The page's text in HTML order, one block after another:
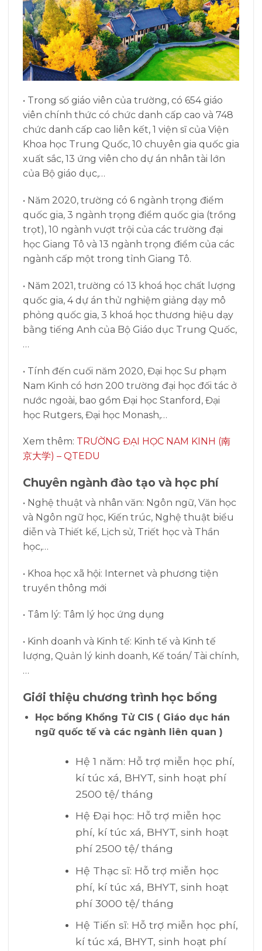
• Trong số giáo viên của trường, có 654 giáo
viên chính thức có chức danh cấp cao và 748
chức danh cấp cao liên kết, 1 viện sĩ của Viện
Khoa học Trung Quốc, 10 chuyên gia quốc gia
xuất sắc, 13 ứng viên cho dự án nhân tài lớn
của Bộ giáo dục,…
• Năm 2020, trường có 6 ngành trọng điểm
quốc gia, 3 ngành trọng điểm quốc gia (trồng
trọt), 10 ngành vượt trội của các trường đại
học Giang Tô và 13 ngành trọng điểm của các
ngành cấp một trong tỉnh Giang Tô.
• Năm 2021, trường có 13 khoá học chất lượng
quốc gia, 4 dự án thử nghiệm giảng dạy mô
phỏng quốc gia, 3 khoá học thương hiệu dạy
bằng tiếng Anh của Bộ Giáo dục Trung Quốc,
…
• Tính đến cuối năm 2020, Đại học Sư phạm
Nam Kinh có hơn 200 trường đại học đối tác ở
nước ngoài, bao gồm Đại học Stanford, Đại
học Rutgers, Đại học Monash,…
Xem thêm: TRƯỜNG ĐẠI HỌC NAM KINH (南
京大学) – QTEDU
Chuyên ngành đào tạo và học phí
• Nghệ thuật và nhân văn: Ngôn ngữ, Văn học
và Ngôn ngữ học, Kiến trúc, Nghệ thuật biểu
diễn và Thiết kế, Lịch sử, Triết học và Thần
học,…
• Khoa học xã hội: Internet và phương tiện
truyền thông mới
• Tâm lý: Tâm lý học ứng dụng
• Kinh doanh và Kinh tế: Kinh tế và Kinh tế
lượng, Quản lý kinh doanh, Kế toán/ Tài chính,
…
Giới thiệu chương trình học bổng
Học bổng Khổng Tử CIS ( Giáo dục hán
ngữ quốc tế và các ngành liên quan )
Hệ 1 năm: Hỗ trợ miễn học phí,
kí túc xá, BHYT, sinh hoạt phí
2500 tệ/ tháng
Hệ Đại học: Hỗ trợ miễn học
phí, kí túc xá, BHYT, sinh hoạt
phí 2500 tệ/ tháng
Hệ Thạc sĩ: Hỗ trợ miễn học
phí, kí túc xá, BHYT, sinh hoạt
phí 3000 tệ/ tháng
Hệ Tiến sĩ: Hỗ trợ miễn học phí,
kí túc xá, BHYT, sinh hoạt phí